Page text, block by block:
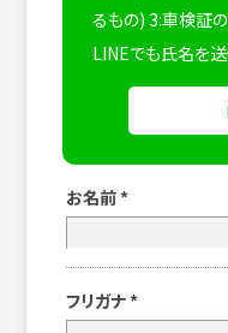
るもの) 3:車検証
LINEでも氏名を送
お名前 *
フリガナ *